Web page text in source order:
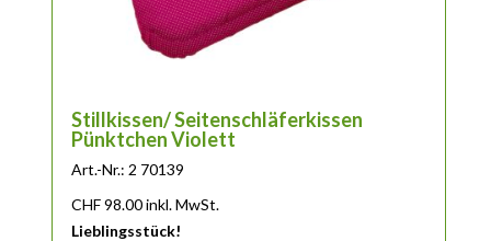
Stillkissen/ Seitenschläferkissen
Pünktchen Violett
Art.-Nr.: 2 70139
CHF98.00 inkl. MwSt.
Lieblingsstück!